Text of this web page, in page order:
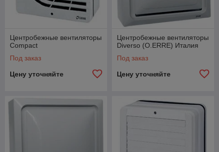
Центробежные вентиляторы
Compact
Под заказ
Цену уточняйте
Центробежные вентиляторы
Diverso (O.ERRE) Италия
Под заказ
Цену уточняйте